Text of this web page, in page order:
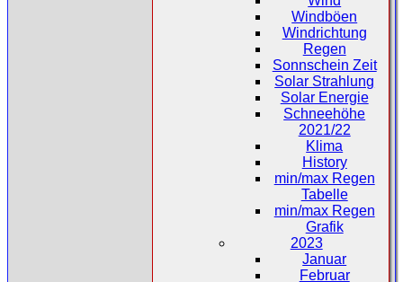
Windböen
Windrichtung
Regen
Sonnschein Zeit
Solar Strahlung
Solar Energie
Schneehöhe
2021/22
Klima
History
min/max Regen
Tabelle
min/max Regen
Grafik
2023
Januar
Februar